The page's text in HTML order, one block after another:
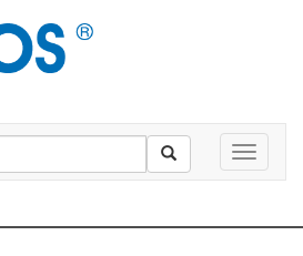
Toggle